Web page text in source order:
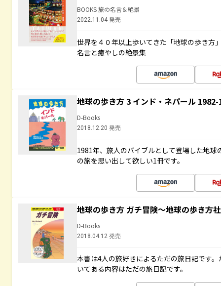
BOOKS 旅の名言＆絶景
2022.11.04 発売
世界を４０年以上歩いてきた「地球の歩き方
名言と癒やしの絶景集
地球の歩き方 3 インド・ネパール
D-Books
2018.12.20 発売
1981年、旅人のバイブルとして登場した地
の旅を思い出して欲しい1冊です。
地球の歩き方 ガチ冒険～地球の歩き方
D-Books
2018.04.12 発売
本書は4人の旅好きによるただの旅日記です
いてある内容はただの旅日記です。